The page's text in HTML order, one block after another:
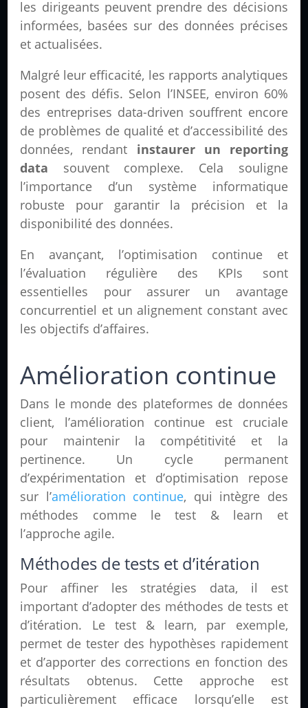
les dirigeants peuvent prendre des décisions
informées, basées sur des données précises
et actualisées.
Malgré leur efficacité, les rapports analytiques
posent des défis. Selon l’INSEE, environ 60%
des entreprises data-driven souffrent encore
de problèmes de qualité et d’accessibilité des
données, rendant instaurer un reporting
data souvent complexe. Cela souligne
l’importance d’un système informatique
robuste pour garantir la précision et la
disponibilité des données.
En avançant, l’optimisation continue et
l’évaluation régulière des KPIs sont
essentielles pour assurer un avantage
concurrentiel et un alignement constant avec
les objectifs d’affaires.
Amélioration continue
Dans le monde des plateformes de données
client, l’amélioration continue est cruciale
pour maintenir la compétitivité et la
pertinence. Un cycle permanent
d’expérimentation et d’optimisation repose
sur l’amélioration continue, qui intègre des
méthodes comme le test & learn et
l’approche agile.
Méthodes de tests et d’itération
Pour affiner les stratégies data, il est
important d’adopter des méthodes de tests et
d’itération. Le test & learn, par exemple,
permet de tester des hypothèses rapidement
et d’apporter des corrections en fonction des
résultats obtenus. Cette approche est
particulièrement efficace lorsqu’elle est